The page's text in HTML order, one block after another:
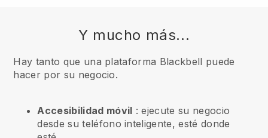
Y mucho más...
Hay tanto que una plataforma Blackbell puede
hacer por su negocio.
Accesibilidad móvil : ejecute su negocio
desde su teléfono inteligente, esté donde